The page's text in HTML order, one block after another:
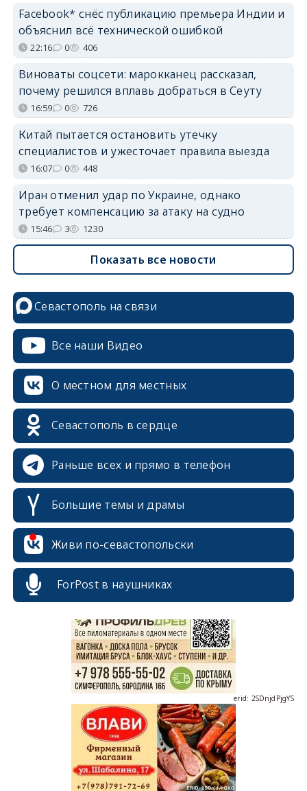
Facebook* снёс публикацию премьера Индии и
объяснил всё технической ошибкой
22:16 0 406
Виноваты соцсети: марокканец рассказал,
почему решился вплавь добраться в Сеуту
16:59 0 726
Китай пытается остановить утечку
специалистов и ужесточает правила выезда
16:07 0 448
Иран отменил удар по Украине, однако
требует компенсацию за атаку на судно
15:46 3 1230
Показать все новости
Севастополь на связи
Все наши Видео
О местном для местных
Севастополь в сердце
Раньше всех и прямо в телефон
Большие темы и драмы
Живи по-севастопольски
ForPost в наушниках
erid: 2SDnjdPjgYS
erid: 2SDnjdvhGXG